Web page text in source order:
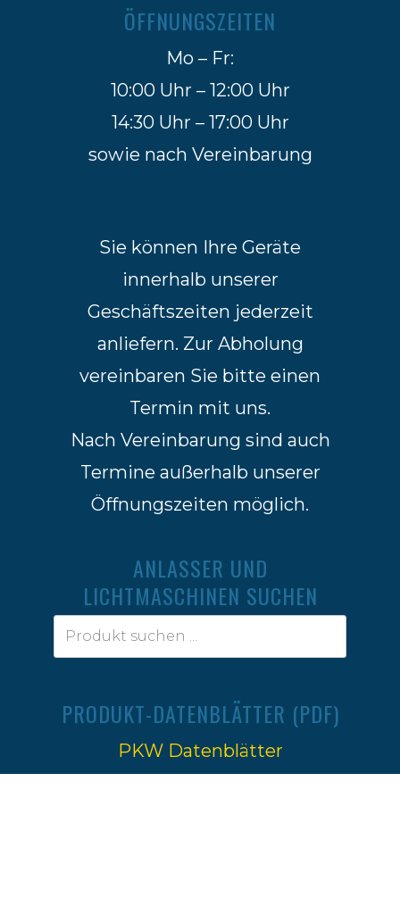
ÖFFNUNGSZEITEN
Mo – Fr:
10:00 Uhr – 12:00 Uhr
14:30 Uhr – 17:00 Uhr
sowie nach Vereinbarung
Sie können Ihre Geräte
innerhalb unserer
Geschäftszeiten jederzeit
anliefern. Zur Abholung
vereinbaren Sie bitte einen
Termin mit uns.
Nach Vereinbarung sind auch
Termine außerhalb unserer
Öffnungszeiten möglich.
ANLASSER UND
LICHTMASCHINEN SUCHEN
PRODUKT-DATENBLÄTTER (PDF)
PKW Datenblätter